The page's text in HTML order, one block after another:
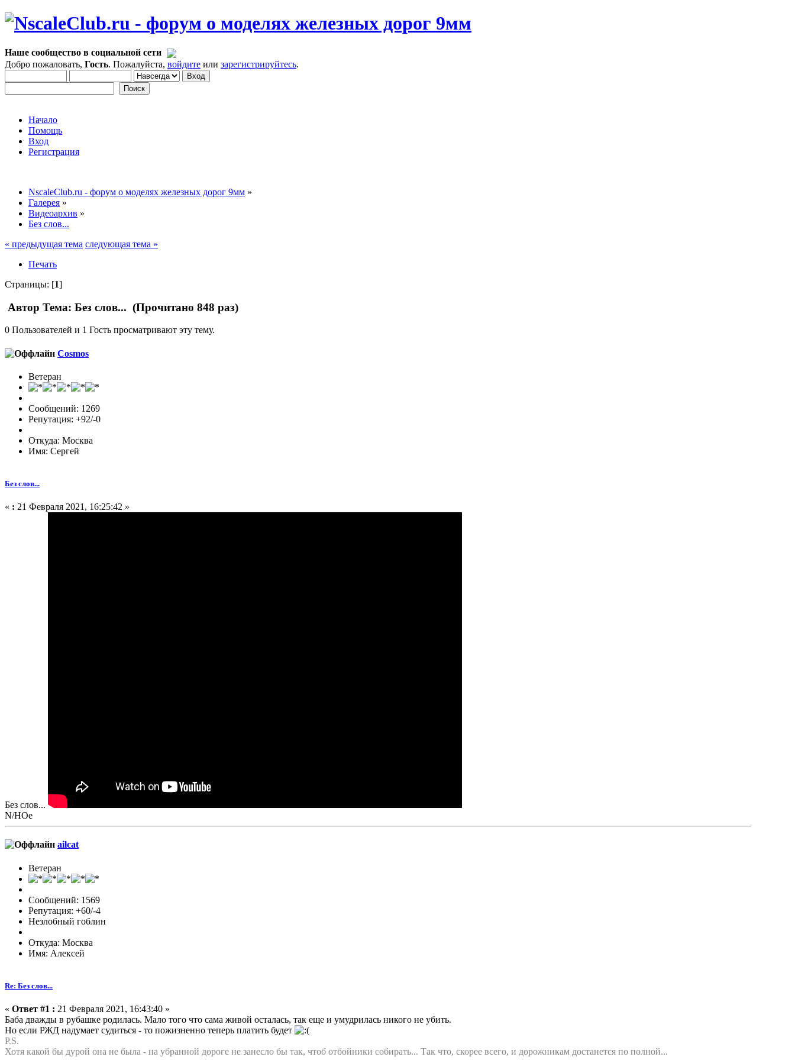
Наше сообщество в социальной сети
Добро пожаловать, Гость. Пожалуйста, войдите или зарегистрируйтесь.
Начало
Помощь
Вход
Регистрация
NscaleClub.ru - форум о моделях железных дорог 9мм »
Галерея »
Видеоархив »
Без слов...
« предыдущая тема следующая тема »
Печать
Страницы: [1]
Автор Тема: Без слов... (Прочитано 848 раз)
0 Пользователей и 1 Гость просматривают эту тему.
Cosmos
Ветеран
Сообщений: 1269
Репутация: +92/-0
Откуда: Москва
Имя: Сергей
Без слов...
« : 21 Февраля 2021, 16:25:42 »
Без слов...
N/НОе
ailcat
Ветеран
Сообщений: 1569
Репутация: +60/-4
Незлобный гоблин
Откуда: Москва
Имя: Алексей
Re: Без слов...
« Ответ #1 : 21 Февраля 2021, 16:43:40 »
Баба дважды в рубашке родилась. Мало того что сама живой осталась, так еще и умудрилась никого не убить.
Но если РЖД надумает судиться - то пожизненно теперь платить будет
P.S.
Хотя какой бы дурой она не была - на убранной дороге не занесло бы так, чтоб отбойники собирать... Так что, скорее всего, и дорожникам достанется по полной...